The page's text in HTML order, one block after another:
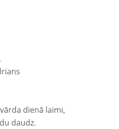
dienā laimi,
daudz.